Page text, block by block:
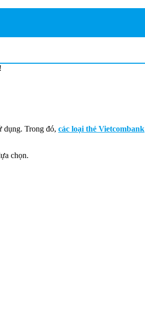
dụng. Trong đó, các loại thẻ Vietcombank
chọn.